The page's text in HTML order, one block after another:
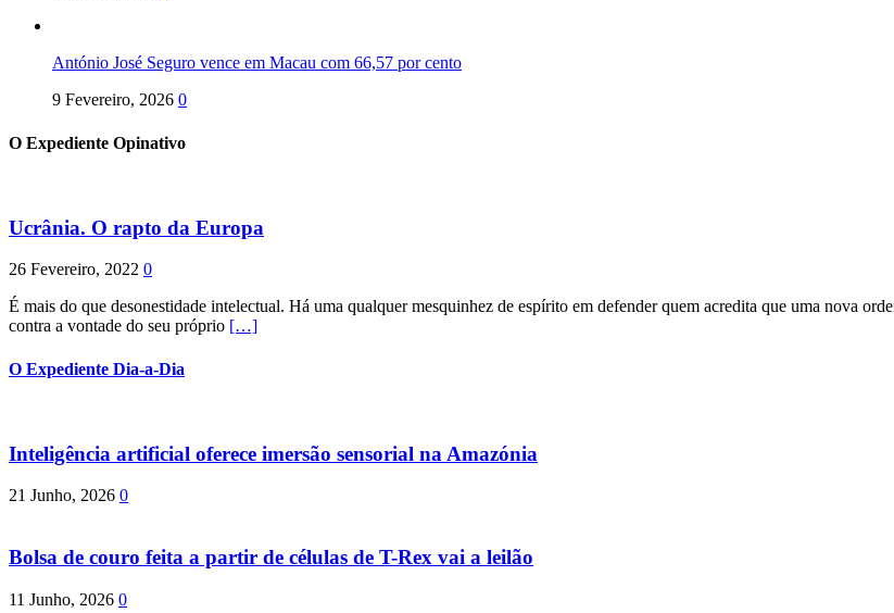
António José Seguro vence em Macau com 66,57 por cento
9 Fevereiro, 2026 0
O Expediente Opinativo
Ucrânia. O rapto da Europa
26 Fevereiro, 2022 0
É mais do que desonestidade intelectual. Há uma qualquer mesquinhez de espírito em defender quem acredita que uma nova
contra a vontade do seu próprio […]
O Expediente Dia-a-Dia
Inteligência artificial oferece imersão sensorial na Amazónia
21 Junho, 2026 0
Bolsa de couro feita a partir de células de T-Rex vai a leilão
11 Junho, 2026 0